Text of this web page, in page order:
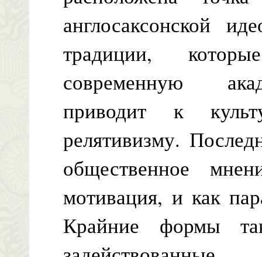
англосаксонской
традиции,
современную
приводит к
релятивизму.
общественное
мотивация, и как
Крайние формы